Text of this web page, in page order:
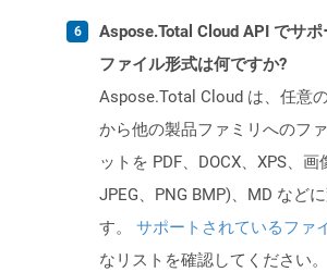
Aspose.Total Cloud API でサ
ファイル形式は何ですか?
Aspose.Total Cloud は、任意
から他の製品ファミリへのフ
ットを PDF、DOCX、XPS、画
JPEG、PNG BMP)、MD など
す。 サポートされているファ
なリストを確認してください。